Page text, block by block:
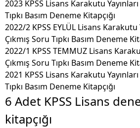
2023 KPSS Lisans Karakutu
Tıpkı Basım Deneme Kitapçığı
2022/2 KPSS EYLÜL Lisans Karakutu
Çıkmış Soru Tıpkı Basım Deneme
2022/1 KPSS TEMMUZ Lisans
Çıkmış Soru Tıpkı Basım Deneme
2021 KPSS Lisans Karakutu
Tıpkı Basım Deneme Kitapçığı
6 Adet KPSS Lisans
kitapçığı